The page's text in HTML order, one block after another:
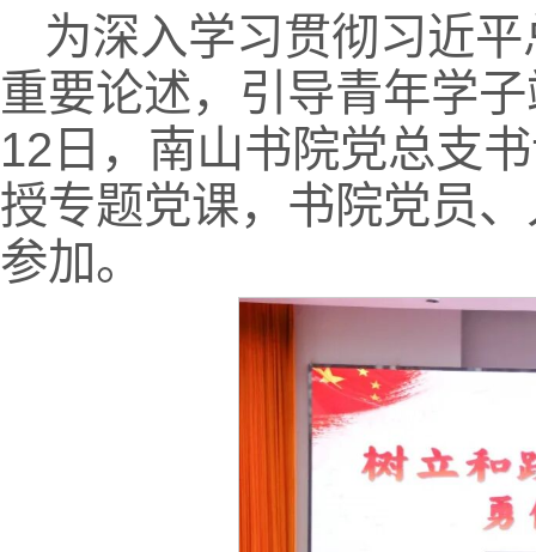
为深入学习贯彻习近
重要论述，引导青年学
12日，南山书院党总支
授专题党课，书院党员
参加。